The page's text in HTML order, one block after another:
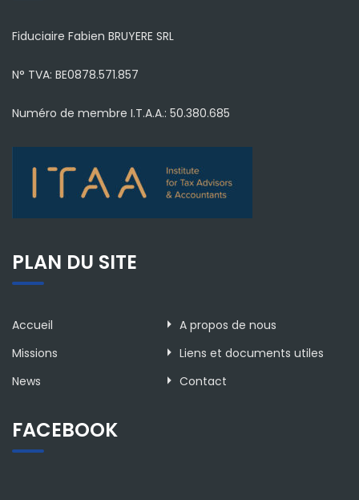
Fiduciaire Fabien BRUYERE SRL
N° TVA: BE0878.571.857
Numéro de membre I.T.A.A.: 50.380.685
PLAN DU SITE
Accueil
A propos de nous
Missions
Liens et documents utiles
News
Contact
FACEBOOK